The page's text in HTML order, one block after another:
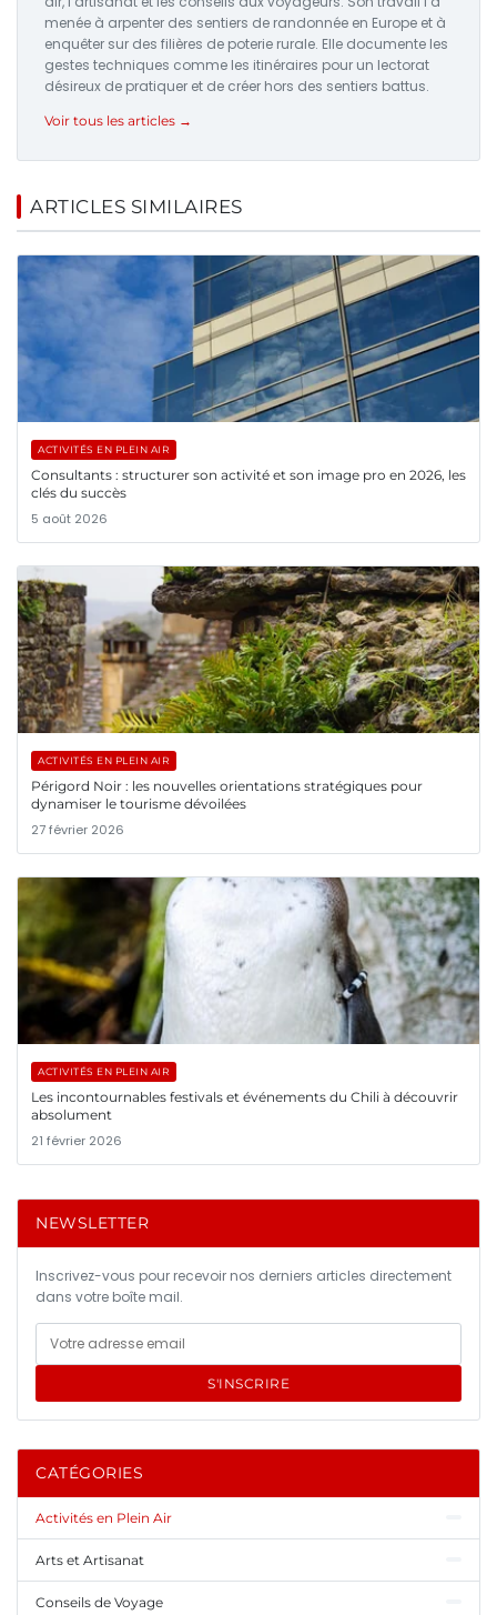
menée à arpenter des sentiers de randonnée en Europe et à
enquêter sur des filières de poterie rurale. Elle documente les
gestes techniques comme les itinéraires pour un lectorat
désireux de pratiquer et de créer hors des sentiers battus.
Voir tous les articles →
ARTICLES SIMILAIRES
ACTIVITÉS EN PLEIN AIR
Consultants : structurer son activité et son image pro en 2026, les
clés du succès
5 août 2026
ACTIVITÉS EN PLEIN AIR
Périgord Noir : les nouvelles orientations stratégiques pour
dynamiser le tourisme dévoilées
27 février 2026
ACTIVITÉS EN PLEIN AIR
Les incontournables festivals et événements du Chili à découvrir
absolument
21 février 2026
NEWSLETTER
Inscrivez-vous pour recevoir nos derniers articles directement
dans votre boîte mail.
S'INSCRIRE
CATÉGORIES
Activités en Plein Air
Arts et Artisanat
Conseils de Voyage